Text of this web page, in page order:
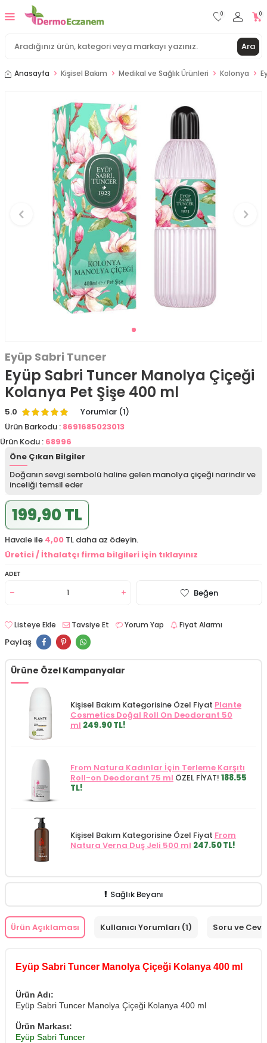
Ara
0 0
Anasayfa Kişisel Bakım Medikal ve Sağlık Ürünleri Kolonya
Eyüp Sabri Tuncer
Eyüp Sabri Tuncer Manolya Çiçeği
Kolanya Pet Şişe 400 ml
5.0
Yorumlar (1)
Ürün Barkodu : 8691685023013
Ürün Kodu : 68996
Öne Çıkan Bilgiler
Doğanın sevgi sembolü haline gelen manolya çiçeği narindir ve
inceliği temsil eder
199,90 TL
Havale ile 4,00 TL daha az ödeyin.
Üretici / İthalatçı firma bilgileri için tıklayınız
ADET
Beğen
Listeye Ekle Tavsiye Et Yorum Yap Fiyat Alarmı
Paylaş
Ürüne Özel Kampanyalar
Kişisel Bakım Kategorisine Özel Fiyat Plante
Cosmetics Doğal Roll On Deodorant 50
ml 249.90 TL!
From Natura Kadınlar İçin Terleme Karşıtı
Roll-on Deodorant 75 ml ÖZEL FİYAT! 188.55
TL!
Kişisel Bakım Kategorisine Özel Fiyat From
Natura Verna Duş Jeli 500 ml 247.50 TL!
Sağlık Beyanı
Ürün Açıklaması Kullanıcı Yorumları (1) Soru ve
Eyüp Sabri Tuncer Manolya Çiçeği Kolanya 400 ml
Ürün Adı:
Eyüp Sabri Tuncer Manolya Çiçeği Kolanya 400 ml
Ürün Markası:
Eyüp Sabri Tuncer